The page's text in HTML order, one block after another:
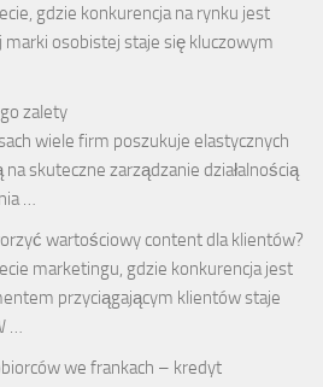
gdzie konkurencja na rynku jest
osobistej staje się kluczowym
zalety
wiele firm poszukuje elastycznych
skuteczne zarządzanie działalnością
…
wartościowy content dla klientów?
marketingu, gdzie konkurencja jest
przyciągającym klientów staje
we frankach – kredyt